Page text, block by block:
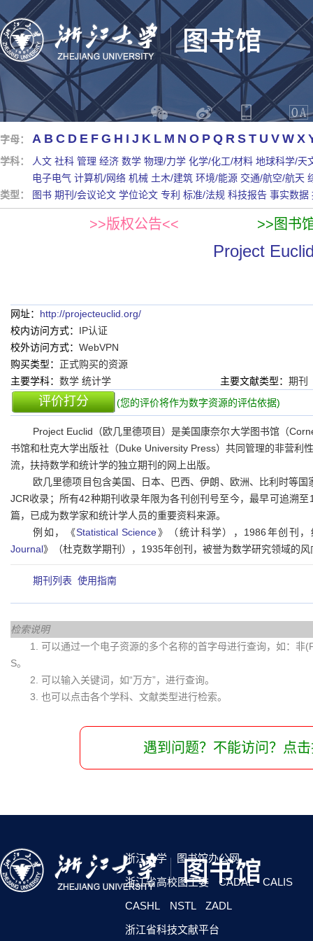
字母： A B C D E F G H I J K L M N O P Q R S T U V W X
学科： 人文 社科 管理 经济 数学 物理/力学 化学/化工/材料 地球科学/天
电子电气 计算机/网络 机械 土木/建筑 环境/能源 交通/航空/航天
类型：
图书 期刊/会议论文 学位论文 专利 标准/法规 科技报告 事实数据
>>版权公告<< >>图书
Project
网址： http://projecteuclid.org/
校内访问方式： IP认证
校外访问方式： WebVPN
购买类型： 正式购买的资源
主要学科： 数学 统计学 主要文献类型： 期刊
评价打分 (您的评价将作为数字资源的评估依据)
Project Euclid（欧几里德项目）是美国康奈尔大学图书馆（
书馆和杜克大学出版社（Duke University Press）共同管理的非营利
流，扶持数学和统计学的独立期刊的网上出版。
欧几里德项目包含美国、日本、巴西、伊朗、欧洲、比利时等
JCR收录；所有42种期刊收录年限为各刊创刊号至今，最早可追溯
篇，已成为数学家和统计学人员的重要资料来源。
例如，《Statistical Science》（统计科学），1986年创刊
Journal》（杜克数学期刊），1935年创刊，被誉为数学研究领域的风
期刊列表 使用指南
检索说明
1. 可以通过一个电子资源的多个名称的首字母进行查询，如：
S。
2. 可以输入关键词，如“万方”，进行查询。
3. 也可以点击各个学科、文献类型进行检索。
遇到问题？不能访问？点
浙江大学
图书馆办公网
浙江省高校图工委
CADAL
CALIS
CASHL
NSTL
ZADL
浙江省科技文献平台